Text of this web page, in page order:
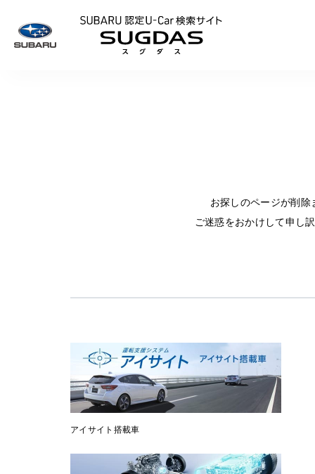
お探しのページが削
ご迷惑をおかけして申し
アイサイト搭載車